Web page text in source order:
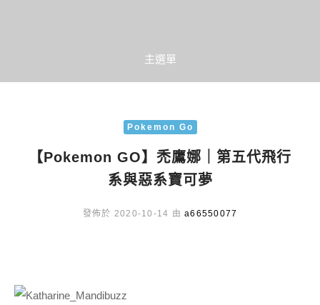
主選單
Pokemon Go
【Pokemon GO】禿鷹娜｜第五代飛行
系與惡系寶可夢
發佈於 2020-10-14 由 a66550077